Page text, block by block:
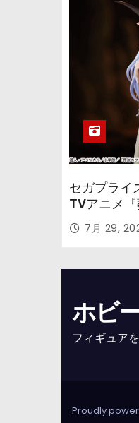
セガプライ
TVアニメ
鉱山で300
ちゃった「
7月 29,
ホビ
フィギュア
Proudly